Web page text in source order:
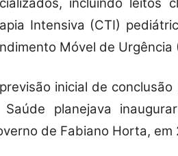
Intensiva (CTI)
Móvel de Urgência
inicial de
Saúde planejava
de Fabiano Horta, em